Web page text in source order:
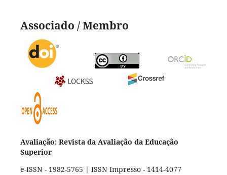
Associado / Membro
Avaliação: Revista da Avaliação da Educação
Superior
e-ISSN - 1982-5765 | ISSN Impresso - 1414-4077